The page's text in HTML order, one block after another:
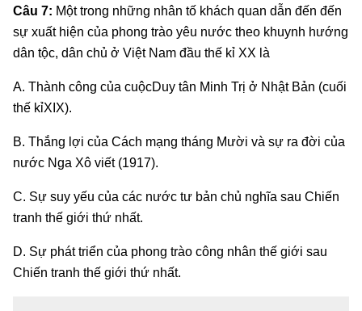
Câu 7: Một trong những nhân tố khách quan dẫn đến đến
sự xuất hiện của phong trào yêu nước theo khuynh hướng
dân tộc, dân chủ ở Việt Nam đầu thế kỉ XX là
A. Thành công của cuộcDuy tân Minh Trị ở Nhật Bản (cuối
thế kỉXIX).
B. Thắng lợi của Cách mạng tháng Mười và sự ra đời của
nước Nga Xô viết (1917).
C. Sự suy yếu của các nước tư bản chủ nghĩa sau Chiến
tranh thế giới thứ nhất.
D. Sự phát triển của phong trào công nhân thế giới sau
Chiến tranh thế giới thứ nhất.